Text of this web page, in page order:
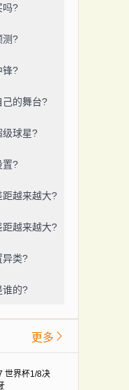
吗?
测?
锋?
己的舞台?
级球星?
置?
距越来越大?
距越来越大?
异类?
谁的?
更多